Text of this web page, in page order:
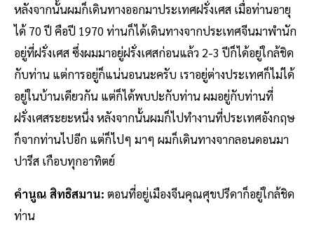
หลังจากนั้นผมก็เดินทางออกมาประเทศฝรั่งเศส เมื่อท่านอายุ
ได้ 70 ปี คือปี 1970 ท่านก็ได้เดินทางจากประเทศจีนมาพำนัก
อยู่ที่ฝรั่งเศส ซึ่งผมมาอยู่ฝรั่งเศสก่อนแล้ว 2-3 ปีก็ได้อยู่ใกล้ชิด
กับท่าน แต่การอยู่ก็แน่นอนนะครับ เราอยู่ต่างประเทศก็ไม่ได้
อยู่ในบ้านเดียวกัน แต่ก็ได้พบปะกับท่าน ผมอยู่กับท่านที่
ฝรั่งเศสระยะหนึ่ง หลังจากนั้นผมก็ไปทำงานที่ประเทศอังกฤษ
ก็จากท่านไปอีก แต่ก็ไปๆ มาๆ ผมก็เดินทางจากลอนดอนมา
ปารีส เกือบทุกอาทิตย์
คำนูณ สิทธิสมาน: ตอนที่อยู่เมืองจีนคุณศุขปรีดาก็อยู่ใกล้ชิด
ท่าน